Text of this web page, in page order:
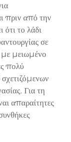
πριν από την
το λάδι
σε
με μειωμένο
πολύ
Για τη
απαραίτητες